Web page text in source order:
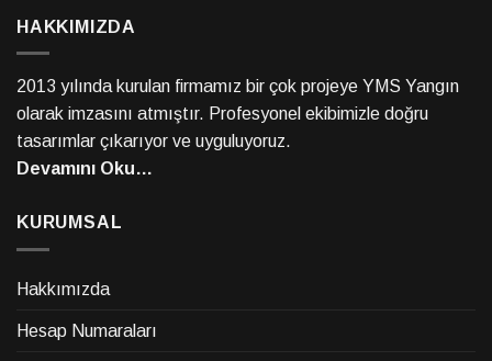
HAKKIMIZDA
2013 yılında kurulan firmamız bir çok projeye YMS Yangın
olarak imzasını atmıştır. Profesyonel ekibimizle doğru
tasarımlar çıkarıyor ve uyguluyoruz.
Devamını Oku…
KURUMSAL
Hakkımızda
Hesap Numaraları